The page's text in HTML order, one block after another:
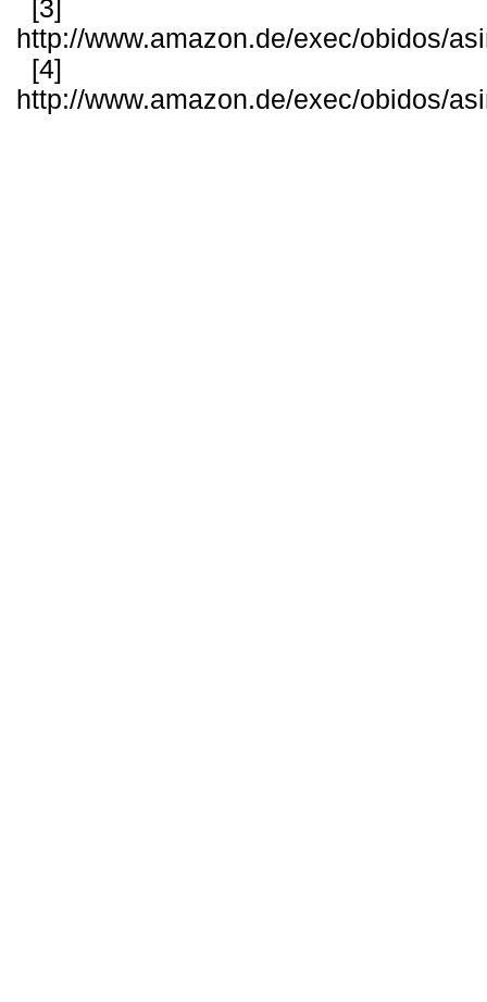
[3]
http://www.amazon.de/exec/obidos/
[4]
http://www.amazon.de/exec/obidos/